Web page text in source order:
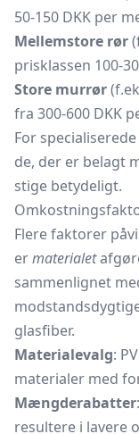
50-150 DKK per
Mellemstore rør
prisklassen 100-
Store murrør
fra 300-600 DKK
For
de, der er belagt
stige betydeligt.
Flere faktorer
ermaterialet
sammenlignet
glasfiber.
Materialevalg:
materialer med
Mængderabatter
resultere i lavere